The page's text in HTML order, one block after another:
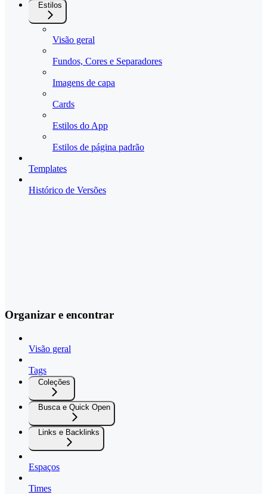
Estilos
Visão geral
Fundos, Cores e Separadores
Imagens de capa
Cards
Estilos do App
Estilos de página padrão
Templates
Histórico de Versões
Organizar e encontrar
Visão geral
Tags
Coleções
Busca e Quick Open
Links e Backlinks
Espaços
Times